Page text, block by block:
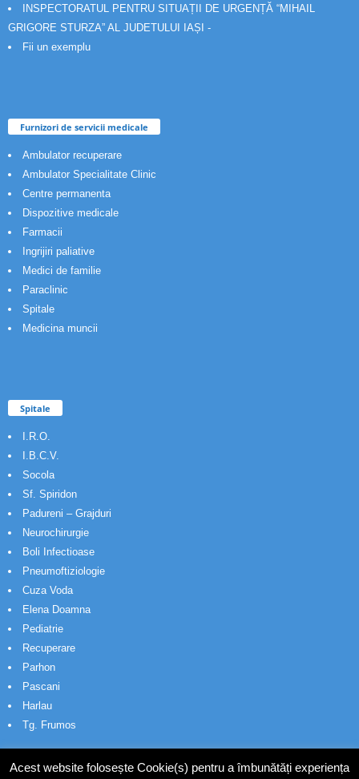
INSPECTORATUL PENTRU SITUAȚII DE URGENȚĂ “MIHAIL
GRIGORE STURZA” AL JUDETULUI IAȘI -
Fii un exemplu
Furnizori de servicii medicale
Ambulator recuperare
Ambulator Specialitate Clinic
Centre permanenta
Dispozitive medicale
Farmacii
Ingrijiri paliative
Medici de familie
Paraclinic
Spitale
Medicina muncii
Spitale
I.R.O.
I.B.C.V.
Socola
Sf. Spiridon
Padureni – Grajduri
Neurochirurgie
Boli Infectioase
Pneumoftiziologie
Cuza Voda
Elena Doamna
Pediatrie
Recuperare
Parhon
Pascani
Harlau
Tg. Frumos
Acest website folosește Cookie(s) pentru a îmbunătăți experiența